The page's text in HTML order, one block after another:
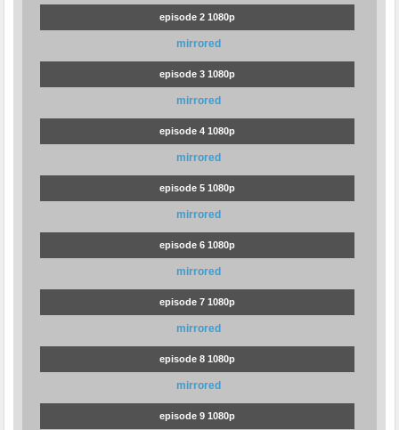
episode 2 1080p
mirrored
episode 3 1080p
mirrored
episode 4 1080p
mirrored
episode 5 1080p
mirrored
episode 6 1080p
mirrored
episode 7 1080p
mirrored
episode 8 1080p
mirrored
episode 9 1080p